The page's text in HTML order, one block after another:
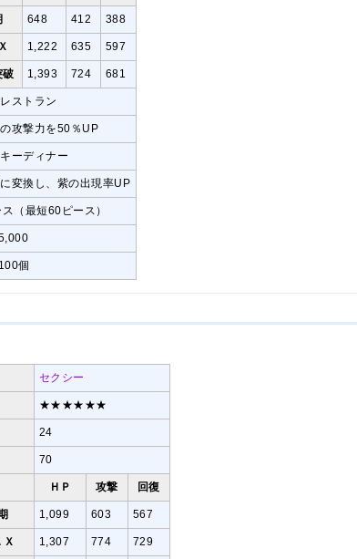
648 412 388
1,222 635 597
破 1,393 724 681
ストラン
攻撃力を50％UP
ーディナー
変換し、紫の出現率UP
（最短60ピース）
100個
セクシー
★★★★★★
24
70
ＨＰ 攻撃 回復
1,099 603 567
Ｘ 1,307 774 729